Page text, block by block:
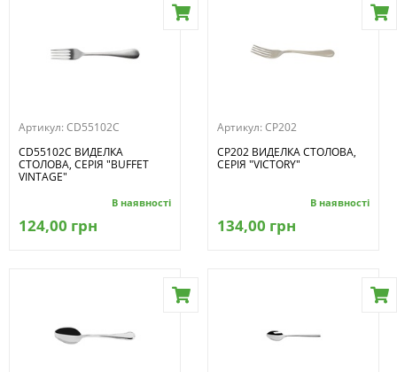
Артикул: CD55102C
CD55102C ВИДЕЛКА
СТОЛОВА, СЕРІЯ "BUFFET
VINTAGE"
В наявності
124,00 грн
Артикул: CP202
CP202 ВИДЕЛКА СТОЛОВА,
СЕРІЯ "VICTORY"
В наявності
134,00 грн